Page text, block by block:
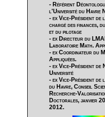
- Référent
l'Université du Havre
- ex Vice-Président de
chargé des finances,
et du pilotage
- ex Directeur du
Laboratoire Math.
- ex Coordinateur du
Appliquées.
- ex Vice-Président de
Université
- ex Vice-Président de
du Havre, Conseil
Recherche-
Doctorales, janvier
2012.